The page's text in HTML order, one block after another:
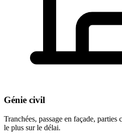
Génie civil
Tranchées, passage en façade, parties
le plus sur le délai.